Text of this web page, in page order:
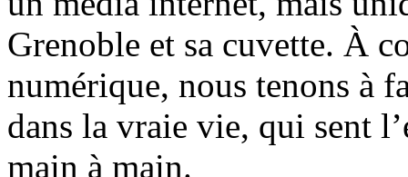
Grenoble et sa cuvette. À
numérique, nous tenons à
dans la vraie vie, qui sent
main à main.